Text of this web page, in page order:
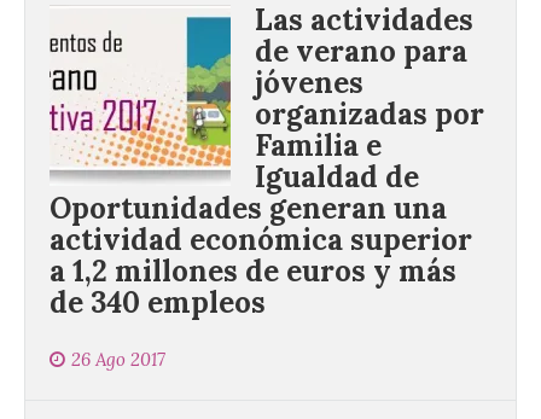
Las actividades
de verano para
jóvenes
organizadas por
Familia e
Igualdad de
Oportunidades generan una
actividad económica superior
a 1,2 millones de euros y más
de 340 empleos
26 Ago 2017